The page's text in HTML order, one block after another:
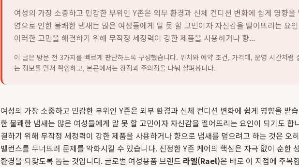
여성의 가장 소중하고 민감한 부위인 Y존은 외부 환경과 신체 컨디션 변화에 쉽게 영향을
염으로 인한 불쾌한 냄새는 많은 여성들에게 말 못 할 고민이자 자신감을 떨어뜨리는 요
이러한 고민을 해결하기 위해 무작정 세정력이 강한 제품을 사용하거나 향...
이 글은 방문 전 3가지를 빠르게 판단하도록 구성했습니다. 위치와 예약 조건, 가격대, 운영 시간처럼
는 정보를 먼저 확인하고, 본문에서는 장점과 주의점을 나눠 살펴봅니다.
여성의 가장 소중하고 민감한 부위인 Y존은 외부 환경과 신체 컨디션 변화에 쉽게 영향을 받
한 불쾌한 냄새는 많은 여성들에게 말 못 할 고민이자 자신감을 떨어뜨리는 요인이 되기도 합
결하기 위해 무작정 세정력이 강한 제품을 사용하거나 향으로 냄새를 덮으려고 하는 것은 오
밸런스를 무너뜨려 문제를 악화시킬 수 있습니다. 진정한 Y존 케어의 핵심은 자극 없이 순한
환경을 되찾도록 돕는 것입니다. 글로벌 여성용품 브랜드 라엘(Rael)은 바로 이 지점에 주목